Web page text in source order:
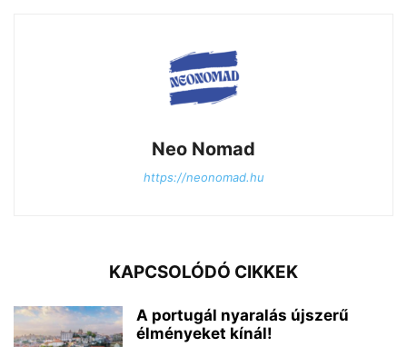
Neo Nomad
https://neonomad.hu
KAPCSOLÓDÓ CIKKEK
A portugál nyaralás újszerű
élményeket kínál!